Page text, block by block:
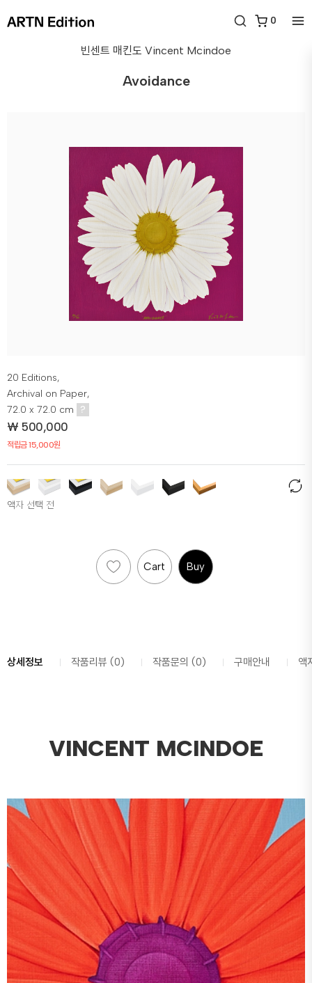
0
빈센트 매킨도 Vincent Mcindoe
Avoidance
20 Editions,
Archival on Paper,
72.0 x 72.0 cm
?
₩ 500,000
적립금 15,000원
액자 선택 전
Cart Buy
상세정보 작품리뷰 (0) 작품문의 (0) 구매안내 액
VINCENT MCINDOE